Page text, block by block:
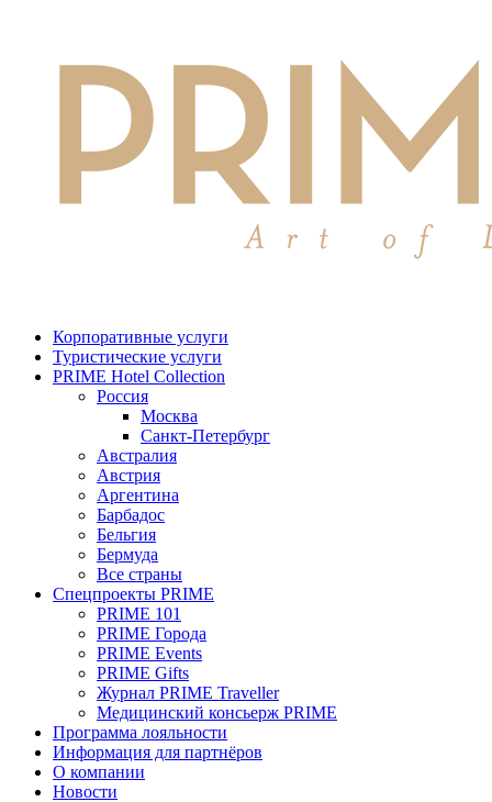
Корпоративные услуги
Туристические услуги
PRIME Hotel Collection
Россия
Москва
Санкт-Петербург
Австралия
Австрия
Аргентина
Барбадос
Бельгия
Бермуда
Все страны
Спецпроекты PRIME
PRIME 101
PRIME Города
PRIME Events
PRIME Gifts
Журнал PRIME Traveller
Медицинский консьерж PRIME
Программа лояльности
Информация для партнёров
О компании
Новости